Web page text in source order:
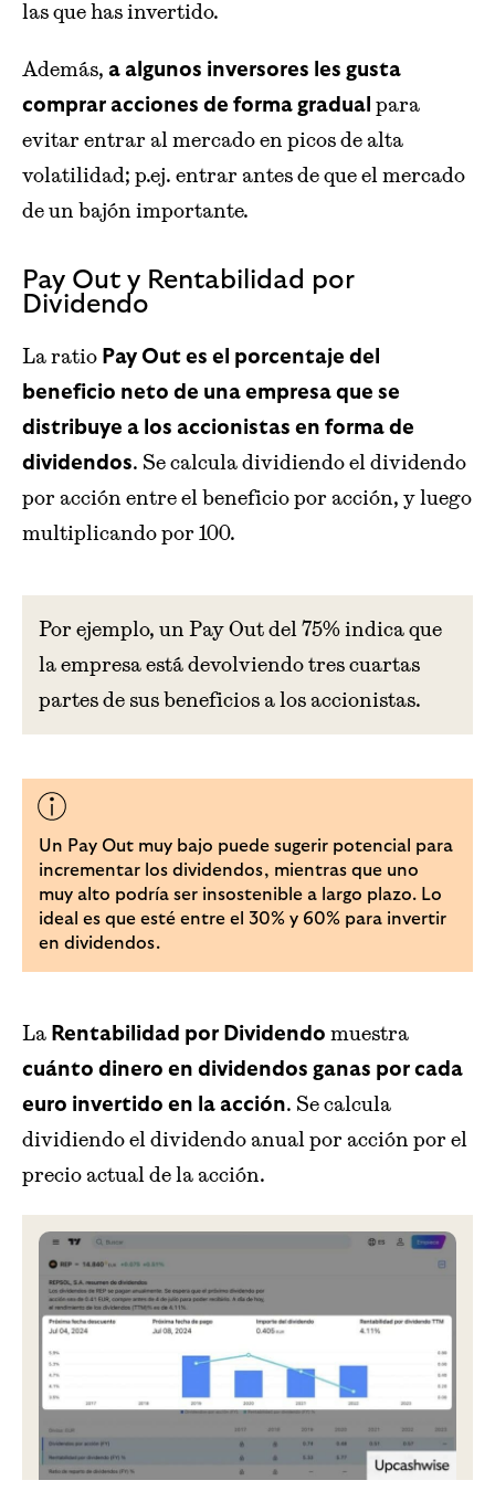
las que has invertido.
Además, a algunos inversores les gusta
comprar acciones de forma gradual para
evitar entrar al mercado en picos de alta
volatilidad; p.ej. entrar antes de que el mercado
de un bajón importante.
Pay Out y Rentabilidad por
Dividendo
La ratio Pay Out es el porcentaje del
beneficio neto de una empresa que se
distribuye a los accionistas en forma de
dividendos. Se calcula dividiendo el dividendo
por acción entre el beneficio por acción, y luego
multiplicando por 100.
Por ejemplo, un Pay Out del 75% indica que
la empresa está devolviendo tres cuartas
partes de sus beneficios a los accionistas.
Un Pay Out muy bajo puede sugerir potencial para
incrementar los dividendos, mientras que uno
muy alto podría ser insostenible a largo plazo. Lo
ideal es que esté entre el 30% y 60% para invertir
en dividendos.
La Rentabilidad por Dividendo muestra
cuánto dinero en dividendos ganas por cada
euro invertido en la acción. Se calcula
dividiendo el dividendo anual por acción por el
precio actual de la acción.